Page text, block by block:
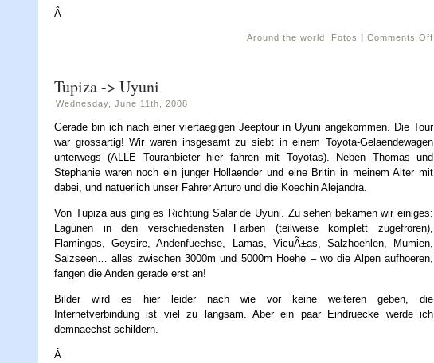
Â
Around the world Fotos | Comments Off
Tupiza -> Uyuni
Wednesday, June 11th, 2008
Gerade bin ich nach einer viertaegigen Jeeptour in Uyuni angekommen. Die Tour
war grossartig! Wir waren insgesamt zu siebt in einem Toyota-Gelaendewagen
unterwegs (ALLE Touranbieter hier fahren mit Toyotas). Neben Thomas und
Stephanie waren noch ein junger Hollaender und eine Britin in meinem Alter mit
dabei, und natuerlich unser Fahrer Arturo und die Koechin Alejandra.
Von Tupiza aus ging es Richtung Salar de Uyuni. Zu sehen bekamen wir einiges:
Lagunen in den verschiedensten Farben (teilweise komplett zugefroren),
Flamingos, Geysire, Andenfuechse, Lamas, VicuÃ±as, Salzhoehlen, Mumien,
Salzseen… alles zwischen 3000m und 5000m Hoehe – wo die Alpen aufhoeren,
fangen die Anden gerade erst an!
Bilder wird es hier leider nach wie vor keine weiteren geben, die
Internetverbindung ist viel zu langsam. Aber ein paar Eindruecke werde ich
demnaechst schildern.
Â